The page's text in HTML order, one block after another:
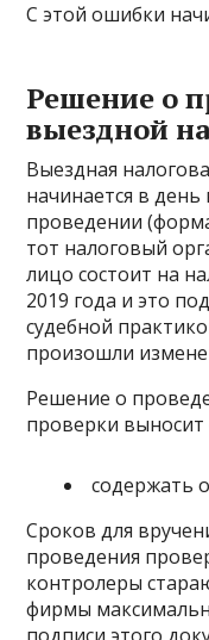
С этой ошибки
Решение о
выездной
Выездная
начинается в
проведении
тот налоговый
лицо состоит на
2019 года и это
судебной
произошли
Решение о
проверки выносит
содержать
Сроков для
проведения
контролеры
фирмы